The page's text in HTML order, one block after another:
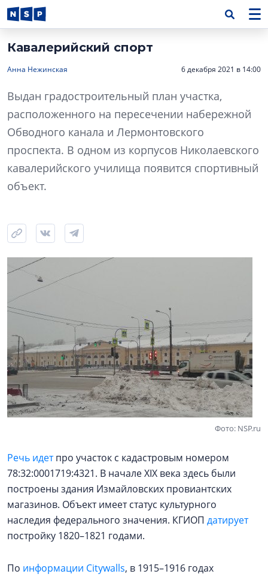
Кавалерийский спорт
Анна Нежинская 6 декабря 2021 в 14:00
Выдан градостроительный план участка,
расположенного на пересечении набережной
Обводного канала и Лермонтовского
проспекта. В одном из корпусов Николаевского
кавалерийского училища появится спортивный
объект.
Фото: NSP.ru
Речь идетпро участок с кадастровым номером
78:32:0001719:4321. В начале XIX века здесь были
построены здания Измайловских провиантских
магазинов. Объект имеет статус культурного
наследия федерального значения. КГИОП датирует
постройку 1820–1821 годами.
По информации Citywalls, в 1915–1916 годах